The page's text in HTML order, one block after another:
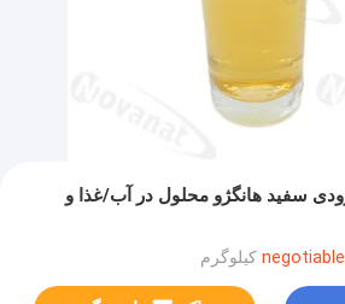
سفید هانگژو محلول در آب/غذا و